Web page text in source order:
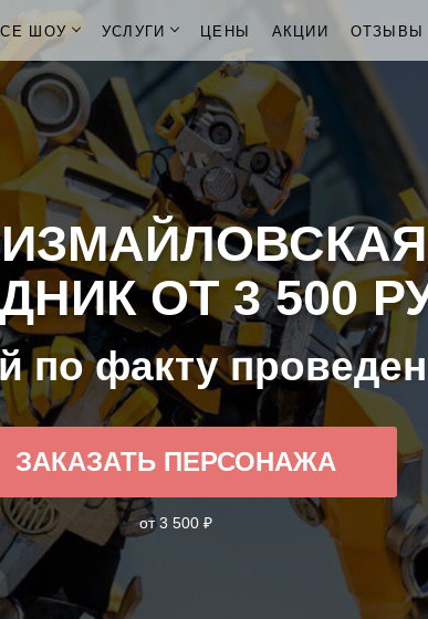
ШОУ УСЛУГИ ЦЕНЫ АКЦИИ ОТЗЫВЫ
ОТ 3 500
по факту
ЗАКАЗАТЬ ПЕРСОНАЖА
от 3 500 ₽